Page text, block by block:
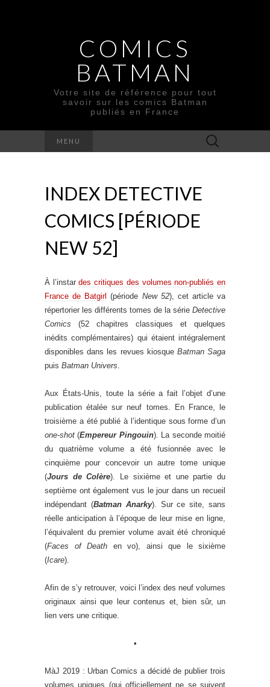
COMICS
BATMAN
Votre site de référence pour tout
savoir sur les comics Batman
publiés en France
MENU Rechercher :
INDEX DETECTIVE
COMICS [PÉRIODE
NEW 52]
À l’instardes critiques des volumes non-publiés en
France de Batgirl (période New 52), cet article va
répertorier les différents tomes de la série Detective
Comics (52 chapitres classiques et quelques
inédits complémentaires) qui étaient intégralement
disponibles dans les revues kiosque Batman Saga
puis Batman Univers.
Aux États-Unis, toute la série a fait l’objet d’une
publication étalée sur neuf tomes. En France, le
troisième a été publié à l’identique sous forme d’un
one-shot (Empereur Pingouin). La seconde moitié
du quatrième volume a été fusionnée avec le
cinquième pour concevoir un autre tome unique
(Jours de Colère). Le sixième et une partie du
septième ont également vus le jour dans un recueil
indépendant (Batman Anarky). Sur ce site, sans
réelle anticipation à l’époque de leur mise en ligne,
l’équivalent du premier volume avait été chroniqué
(Faces of Death en vo), ainsi que le sixième
(Icare).
Afin de s’y retrouver, voici l’index des neuf volumes
originaux ainsi que leur contenus et, bien sûr, un
lien vers une critique.
•
MàJ 2019 : Urban Comics a décidé de publier trois
volumes uniques (qui officiellement ne se suivent